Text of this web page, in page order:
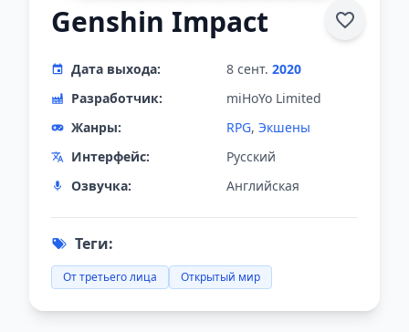
Genshin Impact
Дата выхода: 8 сент. 2020
Разработчик:
miHoYo Limited
Жанры:
RPG, Экшены
Интерфейс:
Русский
Озвучка:
Английская
Теги:
От третьего лица Открытый мир